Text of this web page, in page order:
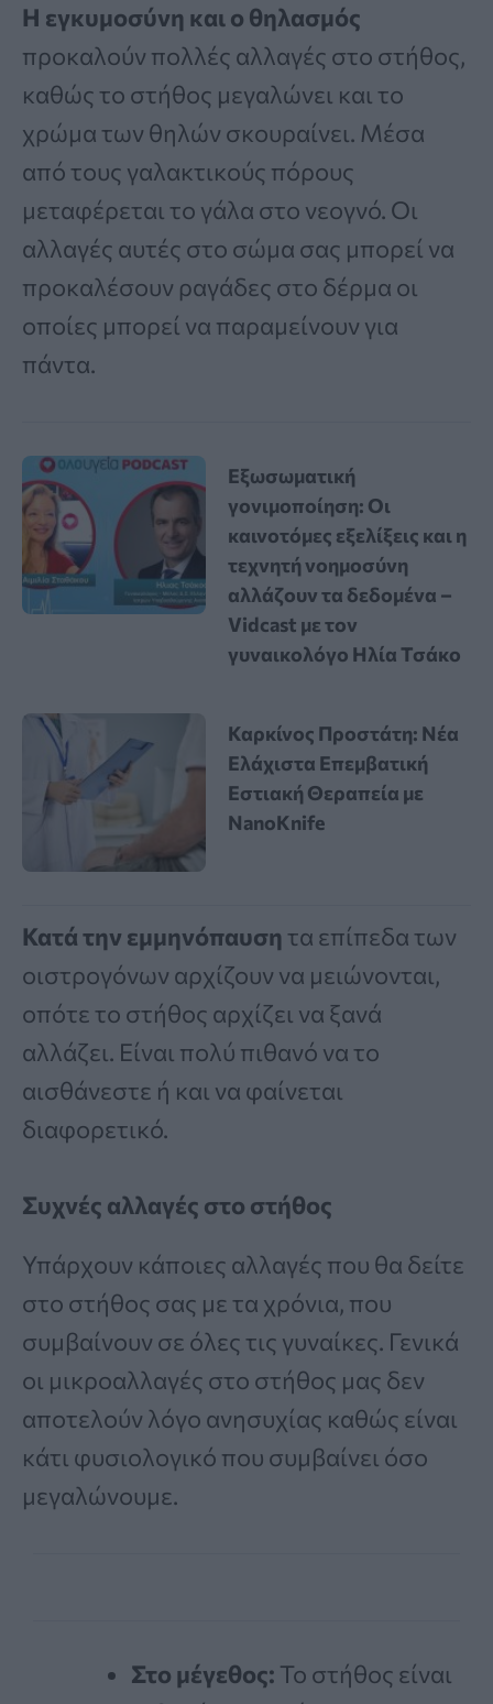
Η εγκυμοσύνη και ο θηλασμός
προκαλούν πολλές αλλαγές στο στήθος,
καθώς το στήθος μεγαλώνει και το
χρώμα των θηλών σκουραίνει. Μέσα
από τους γαλακτικούς πόρους
μεταφέρεται το γάλα στο νεογνό. Οι
αλλαγές αυτές στο σώμα σας μπορεί να
προκαλέσουν ραγάδες στο δέρμα οι
οποίες μπορεί να παραμείνουν για
πάντα.
Εξωσωματική
γονιμοποίηση: Οι
καινοτόμες εξελίξεις και η
τεχνητή νοημοσύνη
αλλάζουν τα δεδομένα –
Vidcast με τον
γυναικολόγο Ηλία Τσάκο
Καρκίνος Προστάτη: Νέα
Ελάχιστα Επεμβατική
Εστιακή Θεραπεία με
NanoKnife
Κατά την εμμηνόπαυση τα επίπεδα των
οιστρογόνων αρχίζουν να μειώνονται,
οπότε το στήθος αρχίζει να ξανά
αλλάζει. Είναι πολύ πιθανό να το
αισθάνεστε ή και να φαίνεται
διαφορετικό.
Συχνές αλλαγές στο στήθος
Υπάρχουν κάποιες αλλαγές που θα δείτε
στο στήθος σας με τα χρόνια, που
συμβαίνουν σε όλες τις γυναίκες. Γενικά
οι μικροαλλαγές στο στήθος μας δεν
αποτελούν λόγο ανησυχίας καθώς είναι
κάτι φυσιολογικό που συμβαίνει όσο
μεγαλώνουμε.
Στο μέγεθος: Το στήθος είναι